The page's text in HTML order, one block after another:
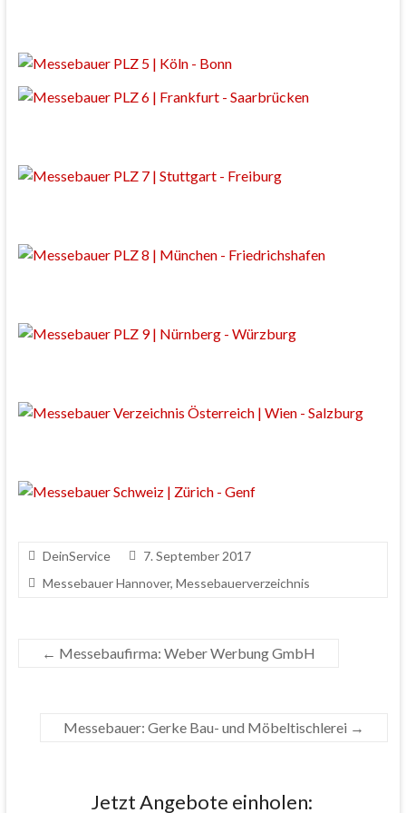
DeinService
7. September 2017
Messebauer Hannover, Messebauerverzeichnis
← Messebaufirma: Weber Werbung GmbH
Messebauer: Gerke Bau- und Möbeltischlerei →
Jetzt Angebote einholen: